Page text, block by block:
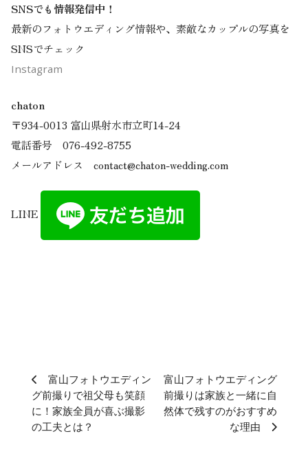
SNSでも情報発信中！
最新のフォトウエディング情報や、素敵なカップルの写真を
SNSでチェック
Instagram
chaton
〒934-0013 富山県射水市立町14-24
電話番号 076-492-8755
メールアドレス contact@chaton-wedding.com
LINE
富山フォトウエディン
グ前撮りで祖父母も笑顔
に！家族全員が喜ぶ撮影
の工夫とは？
富山フォトウエディング
前撮りは家族と一緒に自
然体で残すのがおすすめ
な理由